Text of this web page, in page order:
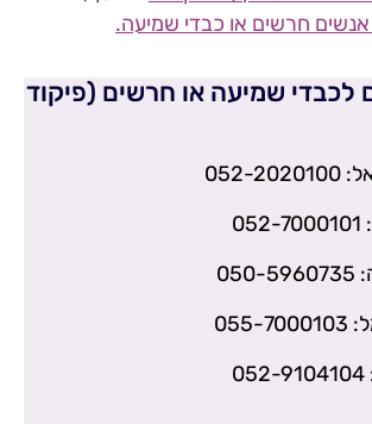
אנשים חרשים או כבדי שמיעה.
לכבדי שמיעה או חרשים (פיקוד